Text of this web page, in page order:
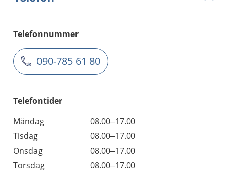
Telefonnummer
090-785 61 80
Telefontider
Måndag
08.00–17.00
Tisdag
08.00–17.00
Onsdag
08.00–17.00
Torsdag
08.00–17.00